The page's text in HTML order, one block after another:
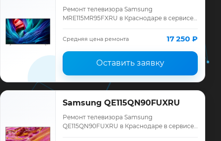
Ремонт телевизора Samsung
MRE115MR95FXRU в Краснодаре в сервисе
Samsung, смета до ремонта, запчасти и
гарантия до 12 меся…
Средняя цена ремонта 17 250 ₽
Оставить заявку
Samsung QE115QN90FUXRU
Ремонт телевизора Samsung
QE115QN90FUXRU в Краснодаре в сервисе